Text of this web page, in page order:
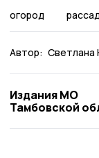
огород
Автор: Светлана
Издания МО
Тамбовской